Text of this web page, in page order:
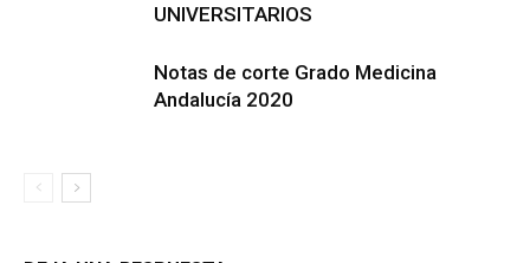
UNIVERSITARIOS
Notas de corte Grado Medicina
Andalucía 2020